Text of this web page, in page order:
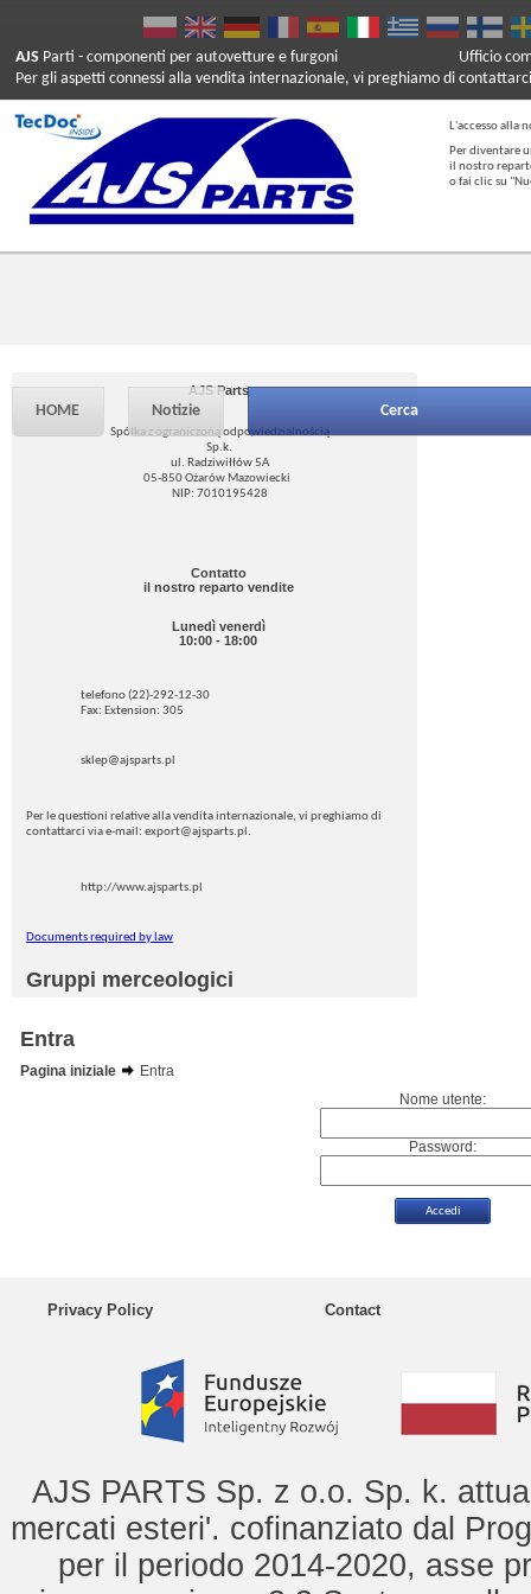
AJS Parti - componenti per autovetture e furgoni
Per gli aspetti connessi alla vendita internazionale, vi preghiamo di
Ufficio
L'accesso alla
Per diventare
il nostro
o fai clic su
HOME Notizie Cerca
AJS Parts
Spółka z ograniczoną odpowiedzialnością
Sp.k.
ul. Radziwiłłów 5A
05-850 Ożarów Mazowiecki
NIP: 7010195428
Contatto
il nostro reparto vendite
Lunedì venerdì
10:00 - 18:00
telefono (22)-292-12-30
Fax: Extension: 305
sklep@ajsparts.pl
Per le questioni relative alla vendita internazionale, vi preghiamo di
contattarci via e-mail: export@ajsparts.pl.
http://www.ajsparts.pl
Documents required by law
Gruppi merceologici
Entra
Pagina iniziale
Entra
Nome utente:
Password:
Privacy Policy Contact
AJS PARTS Sp. z o.o. Sp. k.
mercati esteri'. cofinanziato dal
per il periodo 2014-2020, asse